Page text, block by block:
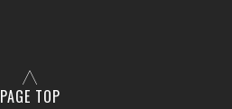
PAGE TOP